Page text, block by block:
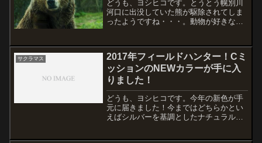
どうも、ヨシヒコです。とうとう幌別川
河口に出没していた熊が駆除されてしま
ったようですね・・・。動物が好きな僕
河口が立入禁止になってました。幌別川
河口 2020年7月31...
サクラマス
2017年フィールドハンター！Cミ
ッションのNEWカラーが手に入
りました！
どうも、ヨシヒコです。今年の新色が手
元に届きました！今まではどちらかとい
えばシルバーを基調としたナチュラル系